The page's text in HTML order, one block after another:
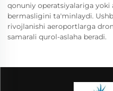
qonuniy operatsiyalariga
bermasligini ta'minlaydi.
rivojlanishi aeroportlarga
samarali qurol-aslaha beradi.